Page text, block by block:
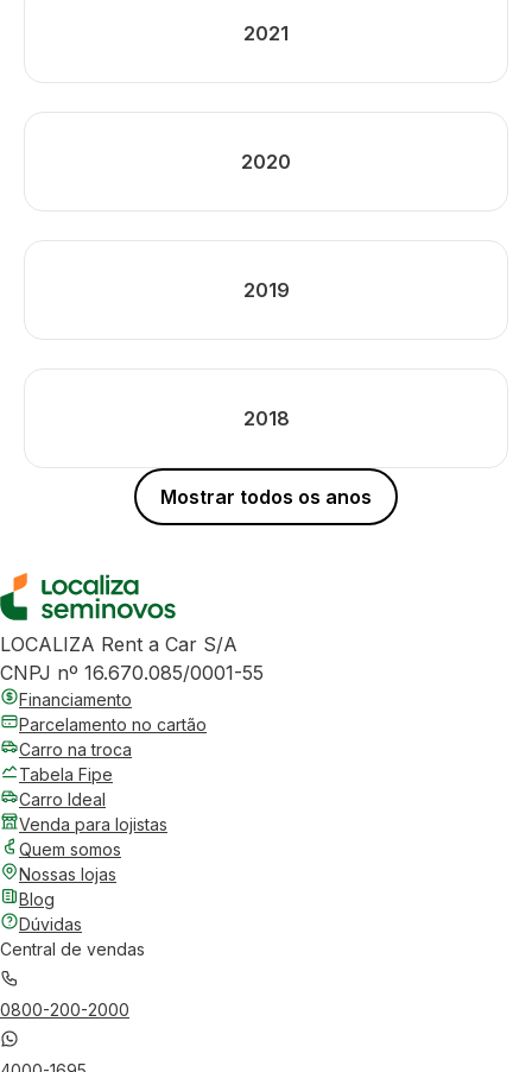
2021
2020
2019
2018
Mostrar todos os anos
LOCALIZA Rent a Car S/A
CNPJ nº 16.670.085/0001-55
Financiamento
Parcelamento no cartão
Carro na troca
Tabela Fipe
Carro Ideal
Venda para lojistas
Quem somos
Nossas lojas
Blog
Dúvidas
Central de vendas
0800-200-2000